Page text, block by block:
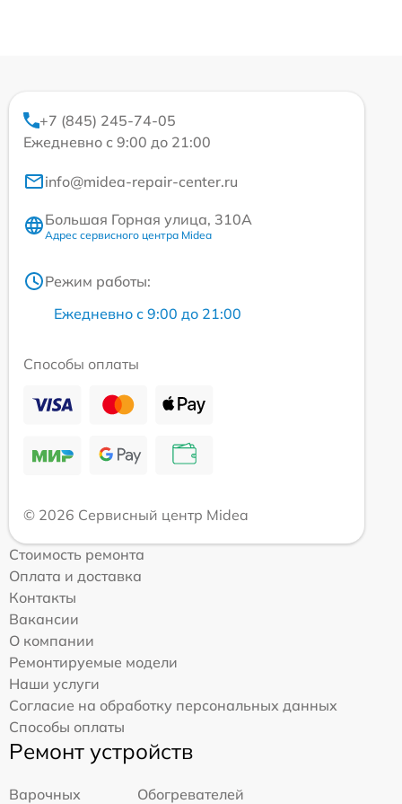
+7 (845) 245-74-05
Ежедневно с 9:00 до 21:00
info@midea-repair-center.ru
Большая Горная улица, 310А
Адрес сервисного центра Midea
Режим работы:
Ежедневно с 9:00 до 21:00
Способы оплаты
© 2026 Сервисный центр Midea
Стоимость ремонта
Оплата и доставка
Контакты
Вакансии
О компании
Ремонтируемые модели
Наши услуги
Согласие на обработку персональных данных
Способы оплаты
Ремонт устройств
Варочных
Обогревателей